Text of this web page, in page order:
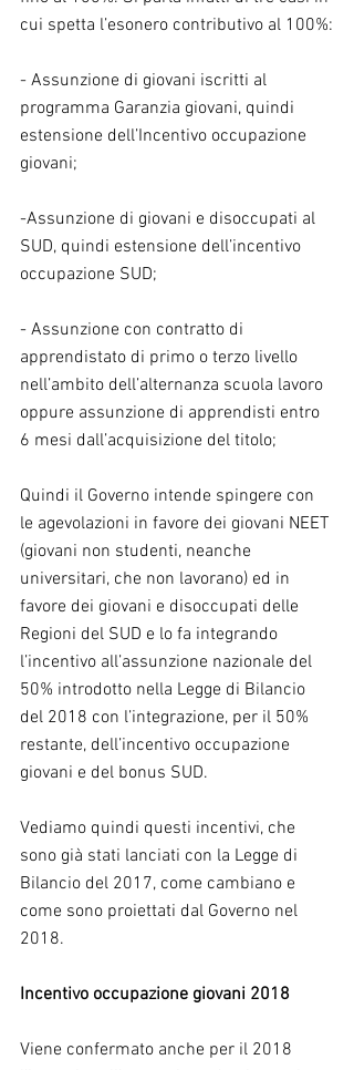
cui spetta l’esonero contributivo al 100%:
- Assunzione di giovani iscritti al
programma Garanzia giovani, quindi
estensione dell’Incentivo occupazione
giovani;
-Assunzione di giovani e disoccupati al
SUD, quindi estensione dell’incentivo
occupazione SUD;
- Assunzione con contratto di
apprendistato di primo o terzo livello
nell’ambito dell’alternanza scuola lavoro
oppure assunzione di apprendisti entro
6 mesi dall’acquisizione del titolo;
Quindi il Governo intende spingere con
le agevolazioni in favore dei giovani NEET
(giovani non studenti, neanche
universitari, che non lavorano) ed in
favore dei giovani e disoccupati delle
Regioni del SUD e lo fa integrando
l’incentivo all’assunzione nazionale del
50% introdotto nella Legge di Bilancio
del 2018 con l’integrazione, per il 50%
restante, dell’incentivo occupazione
giovani e del bonus SUD.
Vediamo quindi questi incentivi, che
sono già stati lanciati con la Legge di
Bilancio del 2017, come cambiano e
come sono proiettati dal Governo nel
2018.
Incentivo occupazione giovani 2018
Viene confermato anche per il 2018